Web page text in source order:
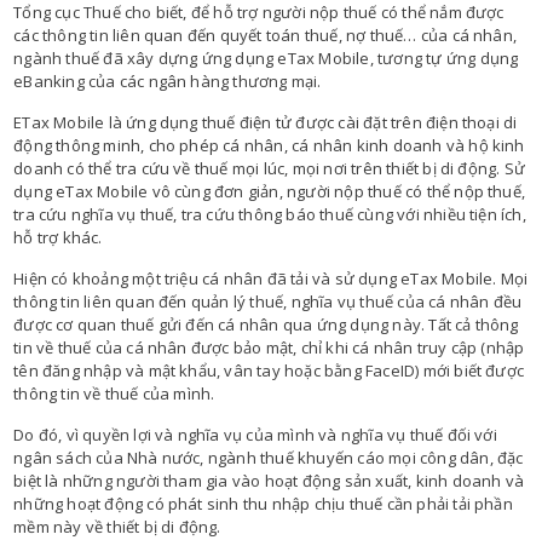
Tổng cục Thuế cho biết, để hỗ trợ người nộp thuế có thể nắm được
các thông tin liên quan đến quyết toán thuế, nợ thuế… của cá nhân,
ngành thuế đã xây dựng ứng dụng eTax Mobile, tương tự ứng dụng
eBanking của các ngân hàng thương mại.
ETax Mobile là ứng dụng thuế điện tử được cài đặt trên điện thoại di
động thông minh, cho phép cá nhân, cá nhân kinh doanh và hộ kinh
doanh có thể tra cứu về thuế mọi lúc, mọi nơi trên thiết bị di động. Sử
dụng eTax Mobile vô cùng đơn giản, người nộp thuế có thể nộp thuế,
tra cứu nghĩa vụ thuế, tra cứu thông báo thuế cùng với nhiều tiện ích,
hỗ trợ khác.
Hiện có khoảng một triệu cá nhân đã tải và sử dụng eTax Mobile. Mọi
thông tin liên quan đến quản lý thuế, nghĩa vụ thuế của cá nhân đều
được cơ quan thuế gửi đến cá nhân qua ứng dụng này. Tất cả thông
tin về thuế của cá nhân được bảo mật, chỉ khi cá nhân truy cập (nhập
tên đăng nhập và mật khẩu, vân tay hoặc bằng FaceID) mới biết được
thông tin về thuế của mình.
Do đó, vì quyền lợi và nghĩa vụ của mình và nghĩa vụ thuế đối với
ngân sách của Nhà nước, ngành thuế khuyến cáo mọi công dân, đặc
biệt là những người tham gia vào hoạt động sản xuất, kinh doanh và
những hoạt động có phát sinh thu nhập chịu thuế cần phải tải phần
mềm này về thiết bị di động.